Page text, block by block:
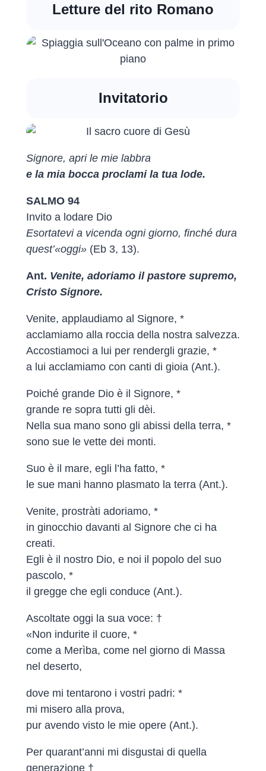
Letture del rito Romano
Invitatorio
Signore, apri le mie labbra
e la mia bocca proclami la tua lode.
SALMO 94
Invito a lodare Dio
Esortatevi a vicenda ogni giorno, finché dura
quest’«oggi» (Eb 3, 13).
Ant. Venite, adoriamo il pastore supremo,
Cristo Signore.
Venite, applaudiamo al Signore, *
acclamiamo alla roccia della nostra salvezza.
Accostiamoci a lui per rendergli grazie, *
a lui acclamiamo con canti di gioia (Ant.).
Poiché grande Dio è il Signore, *
grande re sopra tutti gli dèi.
Nella sua mano sono gli abissi della terra, *
sono sue le vette dei monti.
Suo è il mare, egli l’ha fatto, *
le sue mani hanno plasmato la terra (Ant.).
Venite, prostràti adoriamo, *
in ginocchio davanti al Signore che ci ha
creati.
Egli è il nostro Dio, e noi il popolo del suo
pascolo, *
il gregge che egli conduce (Ant.).
Ascoltate oggi la sua voce: †
«Non indurite il cuore, *
come a Merìba, come nel giorno di Massa
nel deserto,
dove mi tentarono i vostri padri: *
mi misero alla prova,
pur avendo visto le mie opere (Ant.).
Per quarant’anni mi disgustai di quella
generazione †